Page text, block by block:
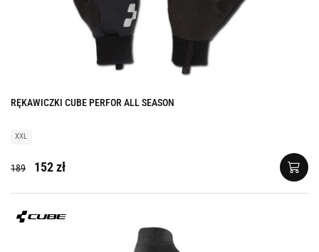
RĘKAWICZKI CUBE PERFOR ALL SEASON
XXL
189 152 zł